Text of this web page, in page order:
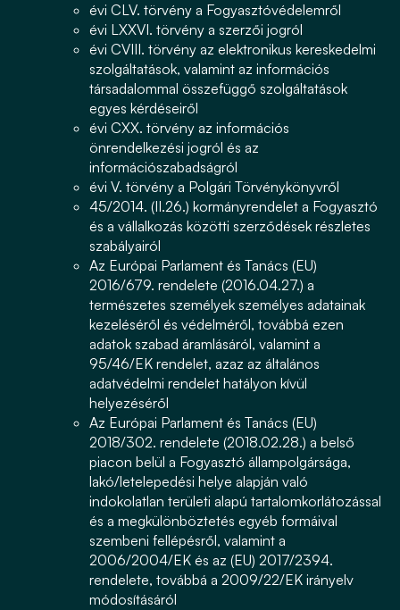
évi CLV. törvény a Fogyasztóvédelemről
évi LXXVI. törvény a szerzői jogról
évi CVIII. törvény az elektronikus kereskedelmi
szolgáltatások, valamint az információs
társadalommal összefüggő szolgáltatások
egyes kérdéseiről
évi CXX. törvény az információs
önrendelkezési jogról és az
információszabadságról
évi V. törvény a Polgári Törvénykönyvről
45/2014. (II.26.) kormányrendelet a Fogyasztó
és a vállalkozás közötti szerződések részletes
szabályairól
Az Európai Parlament és Tanács (EU)
2016/679. rendelete (2016.04.27.) a
természetes személyek személyes adatainak
kezeléséről és védelméről, továbbá ezen
adatok szabad áramlásáról, valamint a
95/46/EK rendelet, azaz az általános
adatvédelmi rendelet hatályon kívül
helyezéséről
Az Európai Parlament és Tanács (EU)
2018/302. rendelete (2018.02.28.) a belső
piacon belül a Fogyasztó állampolgársága,
lakó/letelepedési helye alapján való
indokolatlan területi alapú tartalomkorlátozással
és a megkülönböztetés egyéb formáival
szembeni fellépésről, valamint a
2006/2004/EK és az (EU) 2017/2394.
rendelete, továbbá a 2009/22/EK irányelv
módosításáról